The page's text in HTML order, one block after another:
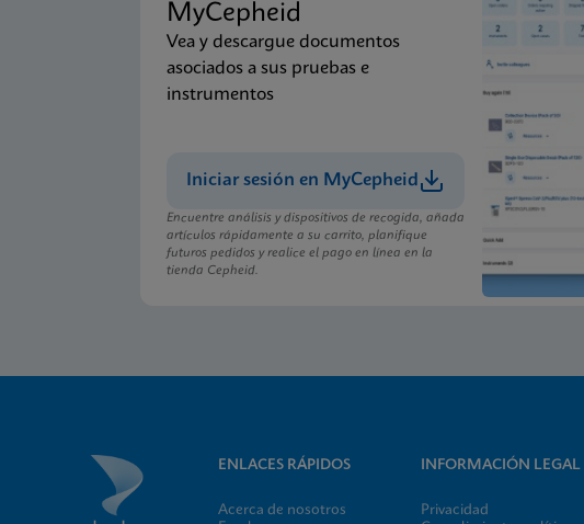
MyCepheid
Vea y descargue documentos
asociados a sus pruebas e
instrumentos
Iniciar sesión en MyCepheid
Encuentre análisis y dispositivos de recogida, añada
artículos rápidamente a su carrito, planifique
futuros pedidos y realice el pago en línea en la
tienda Cepheid.
ENLACES RÁPIDOS
Acerca de nosotros
INFORMACIÓN LEGAL
Privacidad